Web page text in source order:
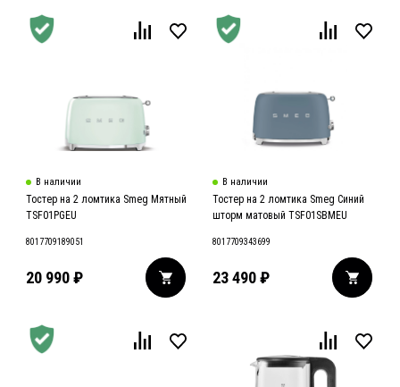
В наличии
Тостер на 2 ломтика Smeg Мятный
TSF01PGEU
8017709189051
20 990₽
В наличии
Тостер на 2 ломтика Smeg Синий
шторм матовый TSF01SBMEU
8017709343699
23 490 ₽